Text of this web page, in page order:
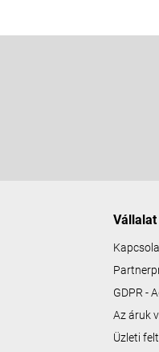
Vállalat
GDPR -
Az áruk
Üzleti